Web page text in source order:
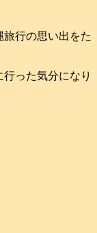
行の思い出をた
った気分になり